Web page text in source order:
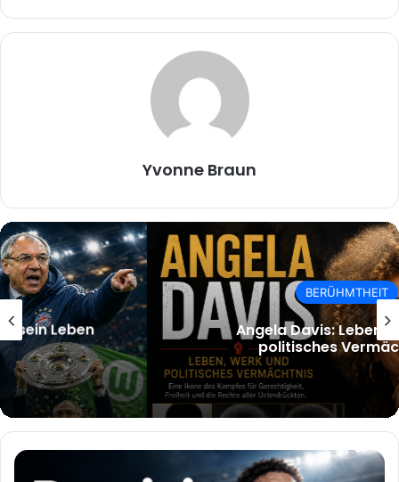
Yvonne Braun
BERÜHMTHEIT
Angela Davis: Leben, Werk und
politisches Vermächtnis
Dominic